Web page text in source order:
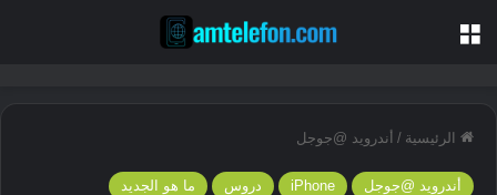
الرئيسية / أندرويد @جوجل
أندرويد @جوجل iPhone دروس ما هو الجديد